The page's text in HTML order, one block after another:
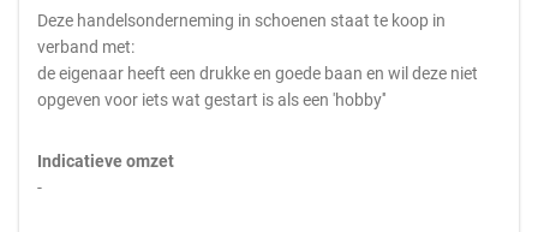
Deze handelsonderneming in schoenen staat te koop in
verband met:
de eigenaar heeft een drukke en goede baan en wil deze niet
opgeven voor iets wat gestart is als een 'hobby''
Indicatieve omzet
-